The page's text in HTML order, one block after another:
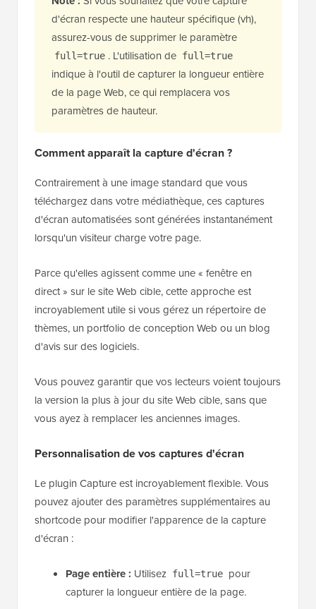
d'écran respecte une hauteur spécifique (vh),
assurez-vous de supprimer le paramètre
full=true . L'utilisation de full=true
indique à l'outil de capturer la longueur entière
de la page Web, ce qui remplacera vos
paramètres de hauteur.
Comment apparaît la capture d'écran ?
Contrairement à une image standard que vous
téléchargez dans votre médiathèque, ces captures
d'écran automatisées sont générées instantanément
lorsqu'un visiteur charge votre page.
Parce qu'elles agissent comme une « fenêtre en
direct » sur le site Web cible, cette approche est
incroyablement utile si vous gérez un répertoire de
thèmes, un portfolio de conception Web ou un blog
d'avis sur des logiciels.
Vous pouvez garantir que vos lecteurs voient toujours
la version la plus à jour du site Web cible, sans que
vous ayez à remplacer les anciennes images.
Personnalisation de vos captures d'écran
Le plugin Capture est incroyablement flexible. Vous
pouvez ajouter des paramètres supplémentaires au
shortcode pour modifier l'apparence de la capture
d'écran :
Page entière : Utilisez full=true pour
capturer la longueur entière de la page.